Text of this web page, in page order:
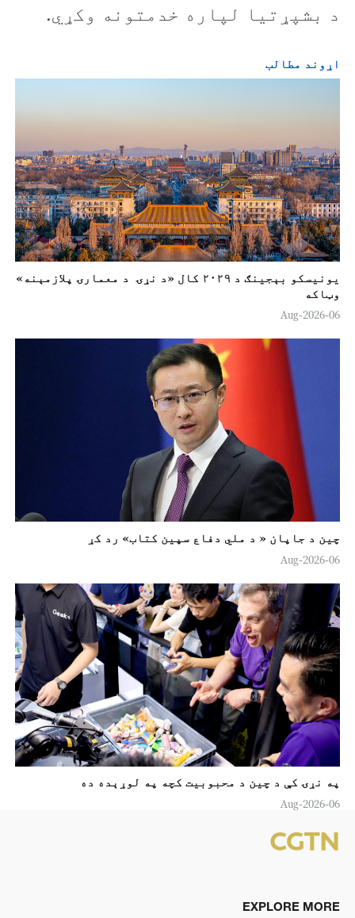
د بشپړتيا لپاره خدمتونه وکړي.
اړوند مطالب
یونیسکو بېجینګ د ۲۰۲۹ کال «د نړۍ د معمارۍ پلازمېنه»
وټاکه
06-Aug-2026
چين د جاپان « د ملي دفاع سپين کتاب» رد کړ
06-Aug-2026
په نړۍ کې د چين د محبوبیت کچه په لوړېده ده
06-Aug-2026
EXPLORE MORE